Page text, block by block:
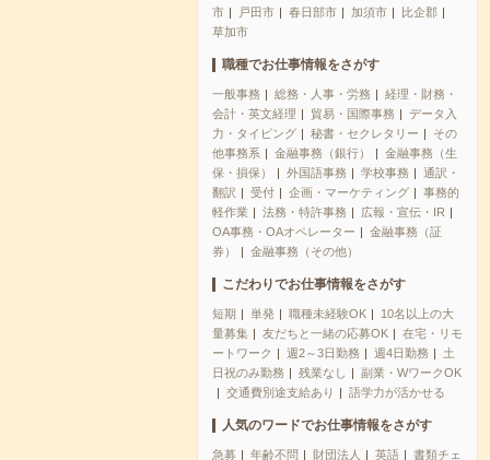
市
戸田市 春日部市 加須市
比企郡
草加市
職種でお仕事情報をさがす
一般事務 総務・人事・労務
経理・財務・
会計・英文経理
貿易・国際事務
データ入
力・タイピング
秘書・セクレタリー
その
他事務系
金融事務（銀行）
金融事務（生
保・損保）
外国語事務 学校事務
通訳・
翻訳
受付 企画・マーケティング
事務的
軽作業
法務・特許事務
広報・宣伝・IR
OA事務・OAオペレーター
金融事務（証
券）
金融事務（その他）
こだわりでお仕事情報をさがす
短期 単発 職種未経験OK
10名以上の大
量募集
友だちと一緒の応募OK
在宅・リモ
ートワーク
週2～3日勤務 週4日勤務
土
日祝のみ勤務
残業なし
副業・WワークOK
交通費別途支給あり
語学力が活かせる
人気のワードでお仕事情報をさがす
急募 年齢不問 財団法人 英語
書類チェ